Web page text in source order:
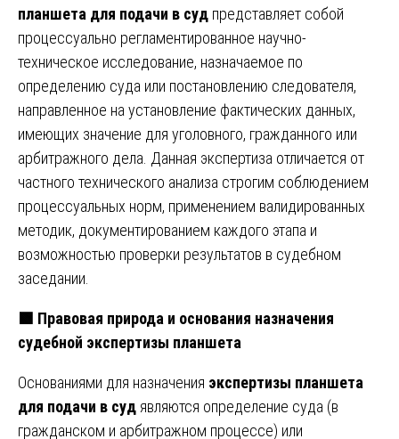
планшета для подачи в суд представляет собой
процессуально регламентированное научно-
техническое исследование, назначаемое по
определению суда или постановлению следователя,
направленное на установление фактических данных,
имеющих значение для уголовного, гражданного или
арбитражного дела. Данная экспертиза отличается от
частного технического анализа строгим соблюдением
процессуальных норм, применением валидированных
методик, документированием каждого этапа и
возможностью проверки результатов в судебном
заседании.
🟩 Правовая природа и основания назначения
судебной экспертизы планшета
Основаниями для назначения экспертизы планшета
для подачи в суд являются определение суда (в
гражданском и арбитражном процессе) или